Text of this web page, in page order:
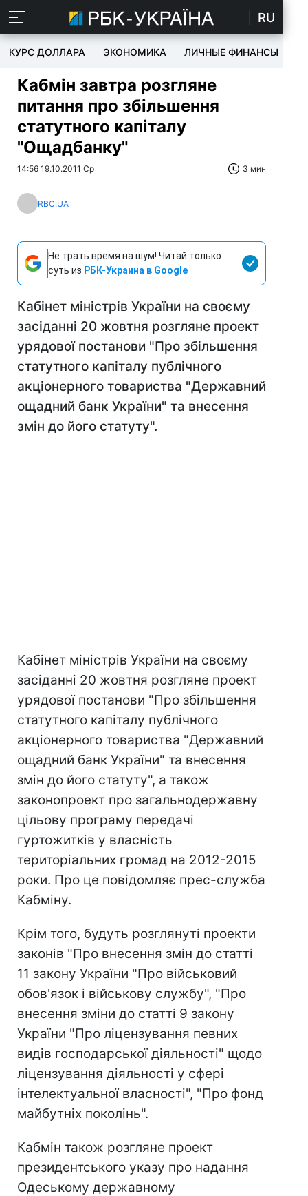
RU
КУРС ДОЛЛАРА ЭКОНОМИКА ЛИЧНЫЕ ФИНАНСЫ
Кабмін завтра розгляне
питання про збільшення
статутного капіталу
"Ощадбанку"
14:56 19.10.2011 Ср 3 мин
RBC.UA
Не трать время на шум! Читай только
суть из РБК-Украина в Google
Кабінет міністрів України на своєму
засіданні 20 жовтня розгляне проект
урядової постанови "Про збільшення
статутного капіталу публічного
акціонерного товариства "Державний
ощадний банк України" та внесення
змін до його статуту".
Кабінет міністрів України на своєму
засіданні 20 жовтня розгляне проект
урядової постанови "Про збільшення
статутного капіталу публічного
акціонерного товариства "Державний
ощадний банк України" та внесення
змін до його статуту", а також
законопроект про загальнодержавну
цільову програму передачі
гуртожитків у власність
територіальних громад на 2012-2015
роки. Про це повідомляє прес-служба
Кабміну.
Крім того, будуть розглянуті проекти
законів "Про внесення змін до статті
11 закону України "Про військовий
обов'язок і військову службу", "Про
внесення зміни до статті 9 закону
України "Про ліцензування певних
видів господарської діяльності" щодо
ліцензування діяльності у сфері
інтелектуальної власності", "Про фонд
майбутніх поколінь".
Кабмін також розгляне проект
президентського указу про надання
Одеському державному